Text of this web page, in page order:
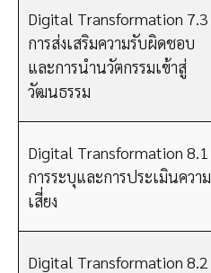
Digital Transformation 7.3
การส่งเสริมความรับผิดชอบ
และการนำนวัตกรรมเข้าสู่
วัฒนธรรม
Digital Transformation 8.1
การระบุและการประเมินความ
เสี่ยง
Digital Transformation 8.2